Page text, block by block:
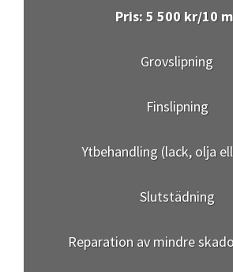
Pris: 5 500 kr/10 m
Grovslipning
Finslipning
Ytbehandling (lack, olja
Slutstädning
Reparation av mindre